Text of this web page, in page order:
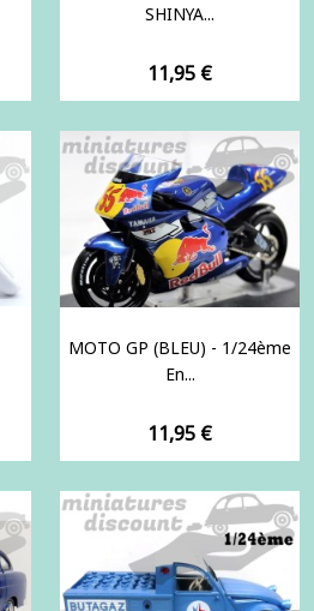
SHINYA...
Prix
11,95 €
MOTO GP (BLEU) - 1/24ème
En...
Prix
11,95 €